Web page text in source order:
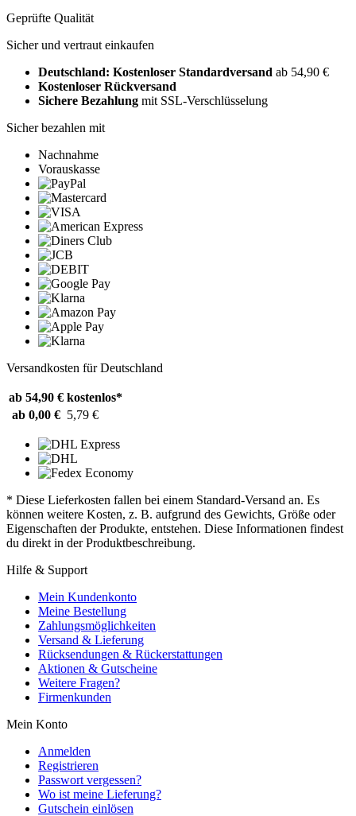
Geprüfte Qualität
Sicher und vertraut einkaufen
Deutschland: Kostenloser Standardversand ab 54,90 €
Kostenloser Rückversand
Sichere Bezahlung mit SSL-Verschlüsselung
Sicher bezahlen mit
Nachnahme
Vorauskasse
Versandkosten für Deutschland
ab 54,90 € kostenlos*
ab 0,00 € 5,79 €
* Diese Lieferkosten fallen bei einem Standard-Versand an. Es
können weitere Kosten, z. B. aufgrund des Gewichts, Größe oder
Eigenschaften der Produkte, entstehen. Diese Informationen findest
du direkt in der Produktbeschreibung.
Hilfe & Support
Mein Kundenkonto
Meine Bestellung
Zahlungsmöglichkeiten
Versand & Lieferung
Rücksendungen & Rückerstattungen
Aktionen & Gutscheine
Weitere Fragen?
Firmenkunden
Mein Konto
Anmelden
Registrieren
Passwort vergessen?
Wo ist meine Lieferung?
Gutschein einlösen